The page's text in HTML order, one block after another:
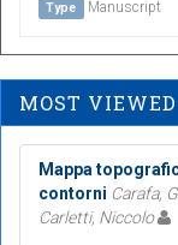
Type Manuscript
MOST VIEWED
Mappa
contorni Carafa,
Carletti, Niccolo